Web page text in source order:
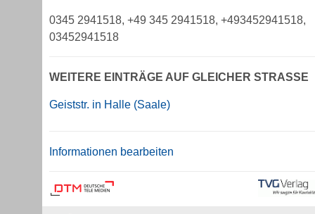
0345 2941518, +49 345 2941518, +493452941518,
03452941518
WEITERE EINTRÄGE AUF GLEICHER STRASSE
Geiststr. in Halle (Saale)
Informationen bearbeiten